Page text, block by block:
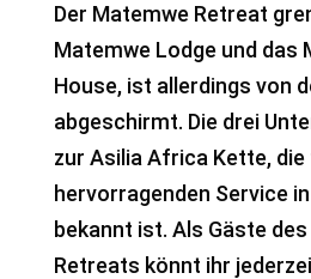
Der Matemwe Retreat
Matemwe Lodge und das
House, ist allerdings von
abgeschirmt. Die drei
zur Asilia Africa Kette, die
hervorragenden Service
bekannt ist. Als Gäste
Retreats könnt ihr